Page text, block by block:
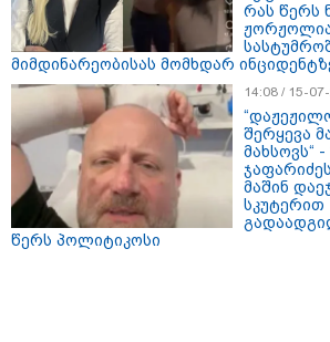
თბილისი -
ლარიდან
თბილისი - რომი
რას წერს
მიმდინარეობისას მომხდარ
14:08 / 15-
შერყევა
მახსოვს“
მაშინ
სკუტერით
წერს პოლიტიკოსი